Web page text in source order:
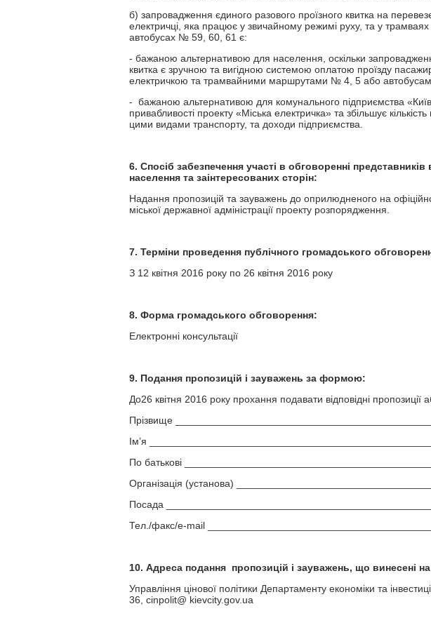
б) запровадження єдиного разового проїзного квитка на
електричці, яка працює у звичайному режимі руху, та у
автобусах № 59, 60, 61 є:
- бажаною альтернативою для населення, оскільки
квитка є зручною та вигідною системою оплатою проїзду
електричкою та трамвайними маршрутами № 4, 5 або
- бажаною альтернативою для комунального підприємства
привабливості проекту «Міська електричка» та збільшує
цими видами транспорту, та доходи підприємства.
6. Спосіб забезпечення участі в обговоренні
населення та заінтересованих сторін:
Надання пропозицій та зауважень до оприлюдненого на
міської державної адміністрації проекту розпорядження.
7. Терміни проведення публічного громадського
З 12 квітня 2016 року по 26 квітня 2016 року
8. Форма громадського обговорення:
Електронні консультації
9. Подання пропозицій і зауважень за формою:
До26 квітня 2016 року прохання подавати відповідні пропозиції
Прізвище
Ім’я
По батькові
Організація (установа)
Посада
Тел./факс/e-mail
10. Адреса подання пропозицій і зауважень, що винесені
Управління цінової політики Департаменту економіки та
36, cinpolit@ kievcity.gov.ua